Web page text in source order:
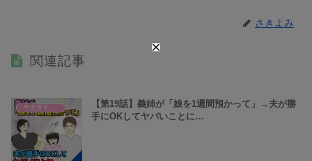
さきよみ
関連記事
【第19話】義姉が「娘を1週間預かって」→夫が勝
手にOKしてヤバいことに…